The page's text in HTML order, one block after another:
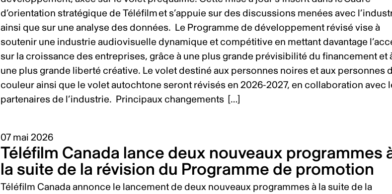
d’orientation stratégique de Téléfilm et s’appuie sur des discussions menées avec
ainsi que sur une analyse des données. Le Programme de développement révisé vise à
soutenir une industrie audiovisuelle dynamique et compétitive en mettant davantage
sur la croissance des entreprises, grâce à une plus grande prévisibilité du financement et
une plus grande liberté créative. Le volet destiné aux personnes noires et aux personnes
couleur ainsi que le volet autochtone seront révisés en 2026‑2027, en collaboration avec
partenaires de l’industrie. Principaux changements […]
07 mai 2026
Téléfilm Canada lance deux nouveaux programmes
la suite de la révision du Programme de promotion
Téléfilm Canada annonce le lancement de deux nouveaux programmes à la suite de la